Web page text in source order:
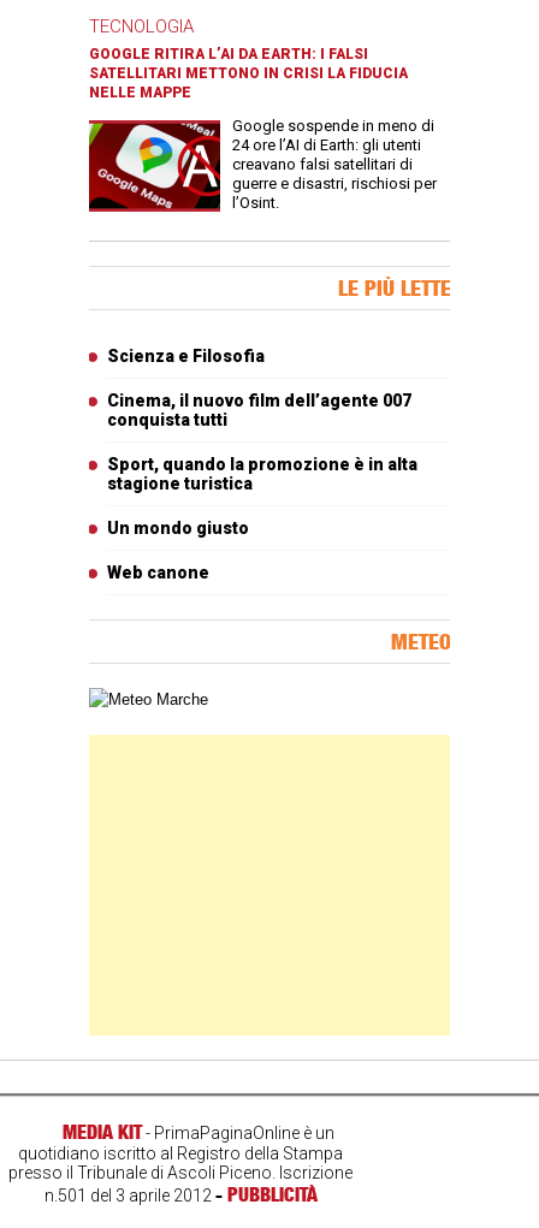
TECNOLOGIA
GOOGLE RITIRA L’AI DA EARTH: I FALSI
SATELLITARI METTONO IN CRISI LA FIDUCIA
NELLE MAPPE
Google sospende in meno di
24 ore l’AI di Earth: gli utenti
creavano falsi satellitari di
guerre e disastri, rischiosi per
l’Osint.
LE PIÙ LETTE
Scienza e Filosofia
Cinema, il nuovo film dell’agente 007
conquista tutti
Sport, quando la promozione è in alta
stagione turistica
Un mondo giusto
Web canone
METEO
Carta meteorologica delle Marche
MEDIA KIT- PrimaPaginaOnline è un
quotidiano iscritto al Registro della Stampa
presso il Tribunale di Ascoli Piceno. Iscrizione
n.501 del 3 aprile 2012- PUBBLICITÀ